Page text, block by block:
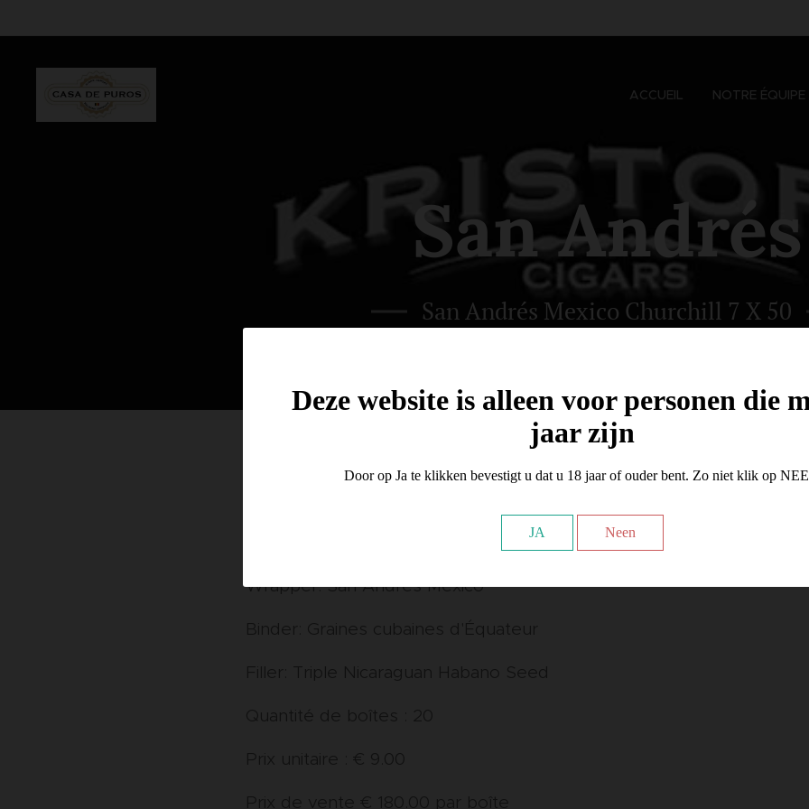
Deze website is alleen voor personen die
jaar zijn
Door op Ja te klikken bevestigt u dat u 18 jaar of ouder bent. Zo niet klik op
JA Neen
ACCUEIL NOTRE ÉQUIPE
San Andrés
San Andrés Mexico Churchill 7 X 50
Le Kristoff San Andrés est un cigare très riche, moyennement corsé,
prononcées d'épices, un soupçon de poivre noir, du chocolat au lait
Wrapper: San Andrés Mexico